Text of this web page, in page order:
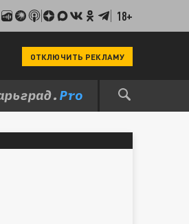
18+
ОТКЛЮЧИТЬ РЕКЛАМУ